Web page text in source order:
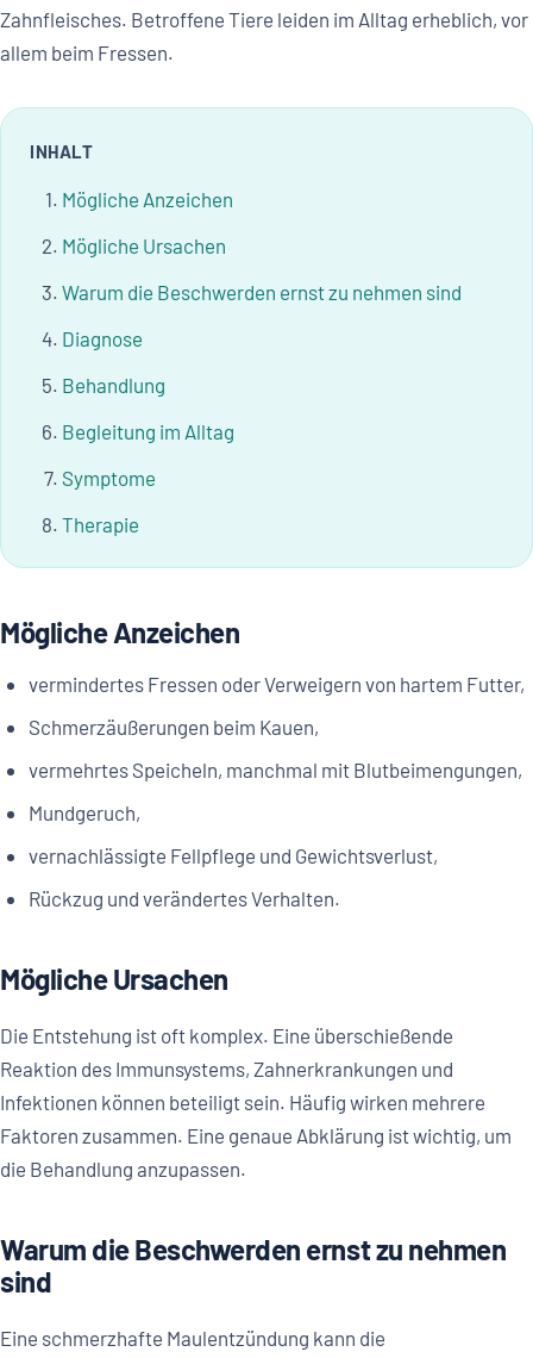
Zahnfleisches. Betroffene Tiere leiden im Alltag erheblich, vor
allem beim Fressen.
INHALT
Mögliche Anzeichen
Mögliche Ursachen
Warum die Beschwerden ernst zu nehmen sind
Diagnose
Behandlung
Begleitung im Alltag
Symptome
Therapie
Mögliche Anzeichen
vermindertes Fressen oder Verweigern von hartem Futter,
Schmerzäußerungen beim Kauen,
vermehrtes Speicheln, manchmal mit Blutbeimengungen,
Mundgeruch,
vernachlässigte Fellpflege und Gewichtsverlust,
Rückzug und verändertes Verhalten.
Mögliche Ursachen
Die Entstehung ist oft komplex. Eine überschießende
Reaktion des Immunsystems, Zahnerkrankungen und
Infektionen können beteiligt sein. Häufig wirken mehrere
Faktoren zusammen. Eine genaue Abklärung ist wichtig, um
die Behandlung anzupassen.
Warum die Beschwerden ernst zu nehmen
sind
Eine schmerzhafte Maulentzündung kann die